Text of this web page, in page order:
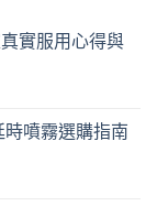
實服用心得與
噴霧選購指南